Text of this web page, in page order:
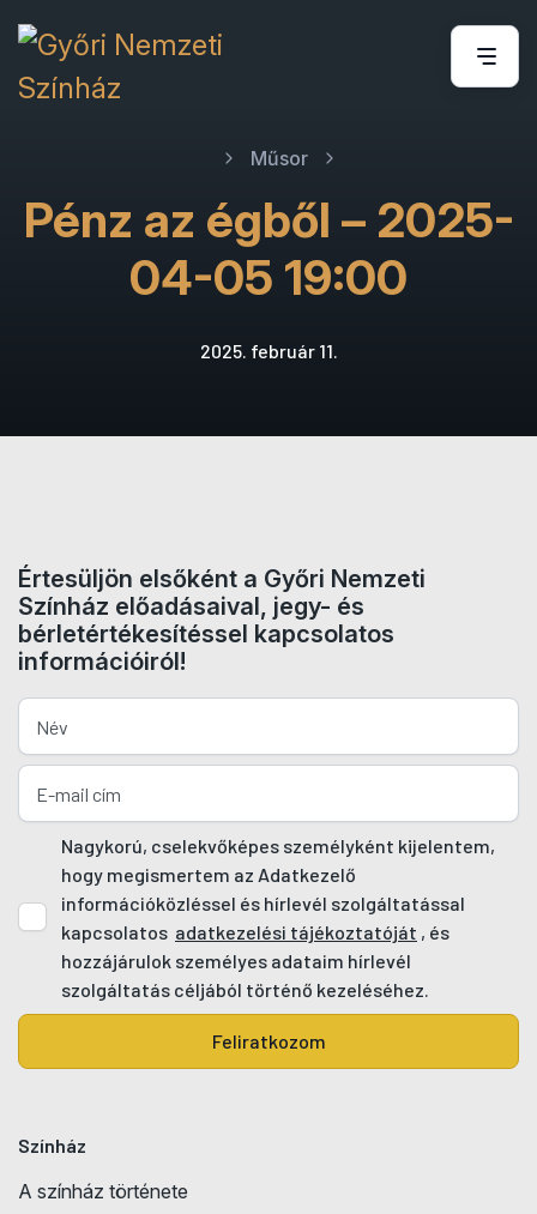
Műsor
Pénz az égből – 2025-
04-05 19:00
2025. február 11.
Értesüljön elsőként a Győri Nemzeti
Színház előadásaival, jegy- és
bérletértékesítéssel kapcsolatos
információiról!
Nagykorú, cselekvőképes személyként kijelentem,
hogy megismertem az Adatkezelő
információközléssel és hírlevél szolgáltatással
kapcsolatos adatkezelési tájékoztatóját , és
hozzájárulok személyes adataim hírlevél
szolgáltatás céljából történő kezeléséhez.
Feliratkozom
Színház
A színház története